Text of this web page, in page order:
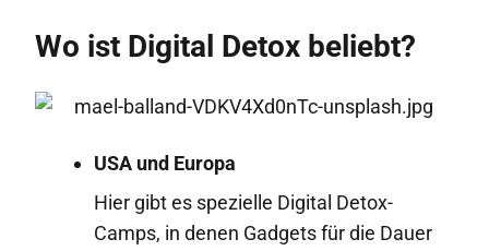
Wo ist Digital Detox beliebt?
USA und Europa
Hier gibt es spezielle Digital Detox-
Camps, in denen Gadgets für die Dauer